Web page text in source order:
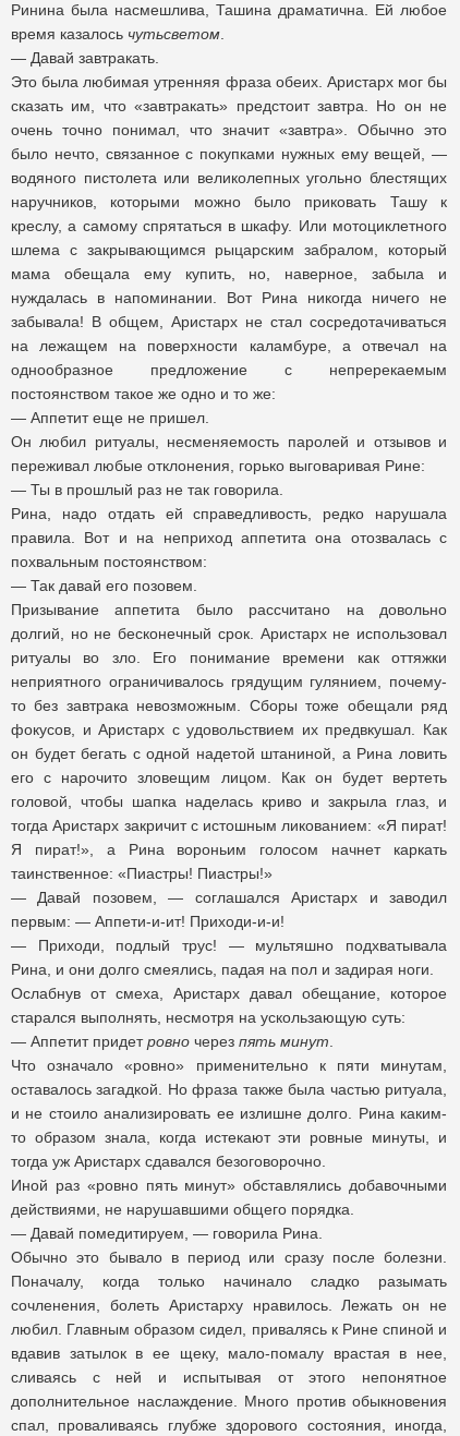
Ринина была насмешлива, Ташина драматична. Ей любое
время казалось чутьсветом
— Давай завтракать.
Это была любимая утренняя фраза обеих. Аристарх мог бы
сказать им, что «завтракать» предстоит завтра. Но он не
очень точно понимал, что значит «завтра». Обычно это
было нечто, связанное с покупками нужных ему вещей, —
водяного пистолета или великолепных угольно блестящих
наручников, которыми можно было приковать Ташу к
креслу, а самому спрятаться в шкафу. Или мотоциклетного
шлема с закрывающимся рыцарским забралом, который
мама обещала ему купить, но, наверное, забыла и
нуждалась в напоминании. Вот Рина никогда ничего не
забывала! В общем, Аристарх не стал сосредотачиваться
на лежащем на поверхности каламбуре, а отвечал на
однообразное предложение с непререкаемым
постоянством такое же одно и то же:
— Аппетит еще не пришел.
Он любил ритуалы, несменяемость паролей и отзывов и
переживал любые отклонения, горько выговаривая Рине:
— Ты в прошлый раз не так говорила.
Рина, надо отдать ей справедливость, редко нарушала
правила. Вот и на неприход аппетита она отозвалась с
похвальным постоянством:
— Так давай его позовем.
Призывание аппетита было рассчитано на довольно
долгий, но не бесконечный срок. Аристарх не использовал
ритуалы во зло. Его понимание времени как оттяжки
неприятного ограничивалось грядущим гулянием, почему-
то без завтрака невозможным. Сборы тоже обещали ряд
фокусов, и Аристарх с удовольствием их предвкушал. Как
он будет бегать с одной надетой штаниной, а Рина ловить
его с нарочито зловещим лицом. Как он будет вертеть
головой, чтобы шапка наделась криво и закрыла глаз, и
тогда Аристарх закричит с истошным ликованием: «Я пират!
Я пират!», а Рина вороньим голосом начнет каркать
таинственное: «Пиастры! Пиастры!»
— Давай позовем, — соглашался Аристарх и заводил
первым: — Аппети-и-ит! Приходи-и-и!
— Приходи, подлый трус! — мультяшно подхватывала
Рина, и они долго смеялись, падая на пол и задирая ноги.
Ослабнув от смеха, Аристарх давал обещание, которое
старался выполнять, несмотря на ускользающую суть:
— Аппетит придетровно через пять минут
Что означало «ровно» применительно к пяти минутам,
оставалось загадкой. Но фраза также была частью ритуала,
и не стоило анализировать ее излишне долго. Рина каким-
то образом знала, когда истекают эти ровные минуты, и
тогда уж Аристарх сдавался безоговорочно.
Иной раз «ровно пять минут» обставлялись добавочными
действиями, не нарушавшими общего порядка.
— Давай помедитируем, — говорила Рина.
Обычно это бывало в период или сразу после болезни.
Поначалу, когда только начинало сладко разымать
сочленения, болеть Аристарху нравилось. Лежать он не
любил. Главным образом сидел, привалясь к Рине спиной и
вдавив затылок в ее щеку, мало-помалу врастая в нее,
сливаясь с ней и испытывая от этого непонятное
дополнительное наслаждение. Много против обыкновения
спал, проваливаясь глубже здорового состояния, иногда,